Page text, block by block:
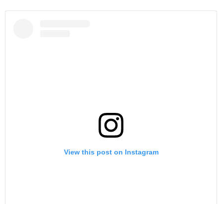
View this post on Instagram